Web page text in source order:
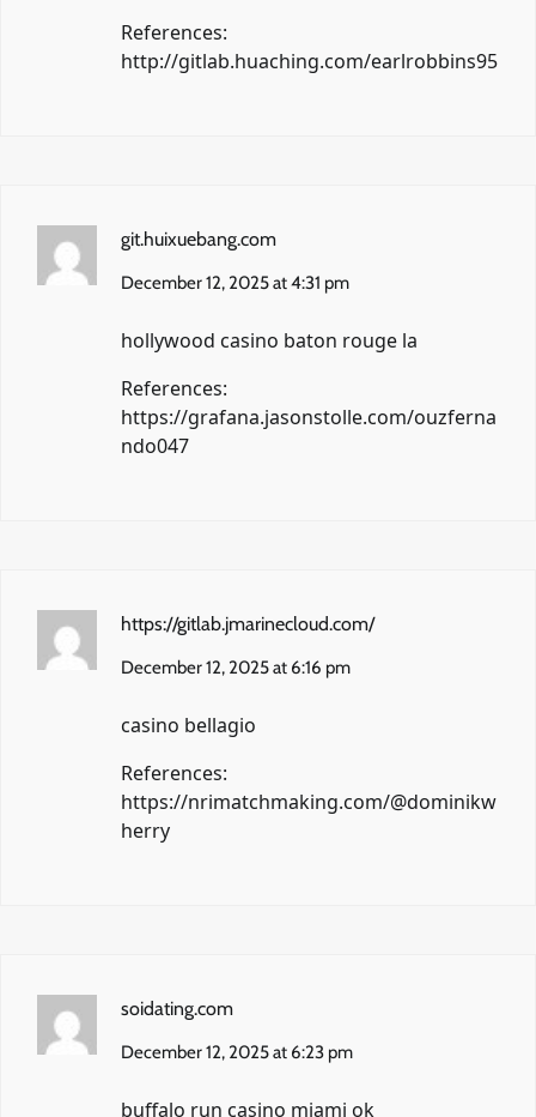
References:
http://gitlab.huaching.com/earlrobbins95
git.huixuebang.com
December 12, 2025 at 4:31 pm
hollywood casino baton rouge la
References:
https://grafana.jasonstolle.com/ouzferna
ndo047
https://gitlab.jmarinecloud.com/
December 12, 2025 at 6:16 pm
casino bellagio
References:
https://nrimatchmaking.com/@dominikw
herry
soidating.com
December 12, 2025 at 6:23 pm
buffalo run casino miami ok